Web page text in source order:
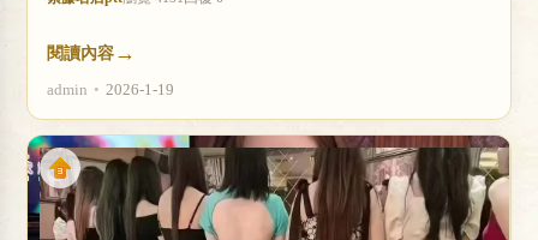
閱讀內容 →
admin • 2026-1-19